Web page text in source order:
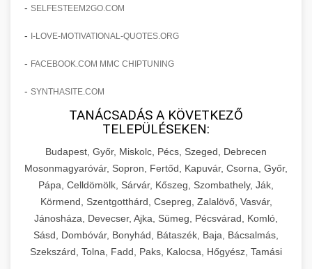
amelyek valós eredményeket hoznak.
szonyegtisztito.net
marketing stratégiai tervrajz
útjáról, bemutatva az utat a küzdő praxistól a
virágzó vállalkozásig 150%-os növekedéssel.
klinika átalakulási történet
Érdeklődés 150%-os Fokozása
Technikák és módszerek a páciensek
érdeklődésének és elkötelezettségének drámai
növeléséhez. Egy 150%-os fellendülési
esettanulmány gyakorlati betekintésekkel.
weboldal-keszites.co
elkötelezettség erősítési módszerek
🎮 19. AI Google Ads és Meta
Kampány Kezelés
Fejlett AI-alapú Google Ads és Meta hirdetési
kampánykezelés. Optimalizálja hirdetési
költségvetését gépi tanulással és
automatizálással.
aikampany.hu AI hirdetési automatizálás
🍞 20. Ipari Dagasztógép +
Professzionális ipari dagasztógépek és
tésztakeverő gépek pékségek és kereskedelmi
konyhák számára. Masszív konstrukció
🔪 21. Ipari Szeletelőgép +
- SELFESTEEM2GO.COM
- I-LOVE-MOTIVATIONAL-QUOTES.ORG
- FACEBOOK.COM MMC CHIPTUNING
- SYNTHASITE.COM
TANÁCSADÁS A KÖVETKEZŐ
TELEPÜLÉSEKEN:
Budapest, Győr, Miskolc, Pécs, Szeged, Debrecen
Mosonmagyaróvár, Sopron, Fertőd, Kapuvár, Csorna, Győr,
Pápa, Celldömölk, Sárvár, Kőszeg, Szombathely, Ják,
Körmend, Szentgotthárd, Csepreg, Zalalövő, Vasvár,
Jánosháza, Devecser, Ajka, Sümeg, Pécsvárad, Komló,
Sásd, Dombóvár, Bonyhád, Bátaszék, Baja, Bácsalmás,
Szekszárd, Tolna, Fadd, Paks, Kalocsa, Hőgyész, Tamási